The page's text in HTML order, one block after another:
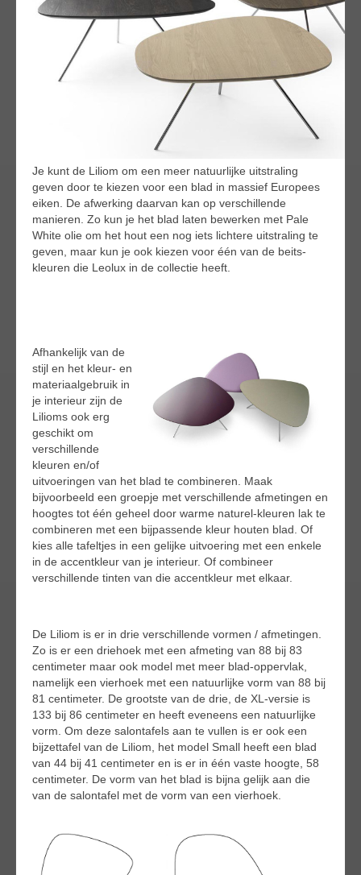
Je kunt de Liliom om een meer natuurlijke uitstraling
geven door te kiezen voor een blad in massief Europees
eiken. De afwerking daarvan kan op verschillende
manieren. Zo kun je het blad laten bewerken met Pale
White olie om het hout een nog iets lichtere uitstraling te
geven, maar kun je ook kiezen voor één van de beits-
kleuren die Leolux in de collectie heeft.
Afhankelijk van de
stijl en het kleur- en
materiaalgebruik in
je interieur zijn de
Lilioms ook erg
geschikt om
verschillende
kleuren en/of
uitvoeringen van het blad te combineren. Maak
bijvoorbeeld een groepje met verschillende afmetingen en
hoogtes tot één geheel door warme naturel-kleuren lak te
combineren met een bijpassende kleur houten blad. Of
kies alle tafeltjes in een gelijke uitvoering met een enkele
in de accentkleur van je interieur. Of combineer
verschillende tinten van die accentkleur met elkaar.
De Liliom is er in drie verschillende vormen / afmetingen.
Zo is er een driehoek met een afmeting van 88 bij 83
centimeter maar ook model met meer blad-oppervlak,
namelijk een vierhoek met een natuurlijke vorm van 88 bij
81 centimeter. De grootste van de drie, de XL-versie is
133 bij 86 centimeter en heeft eveneens een natuurlijke
vorm. Om deze salontafels aan te vullen is er ook een
bijzettafel van de Liliom, het model Small heeft een blad
van 44 bij 41 centimeter en is er in één vaste hoogte, 58
centimeter. De vorm van het blad is bijna gelijk aan die
van de salontafel met de vorm van een vierhoek.